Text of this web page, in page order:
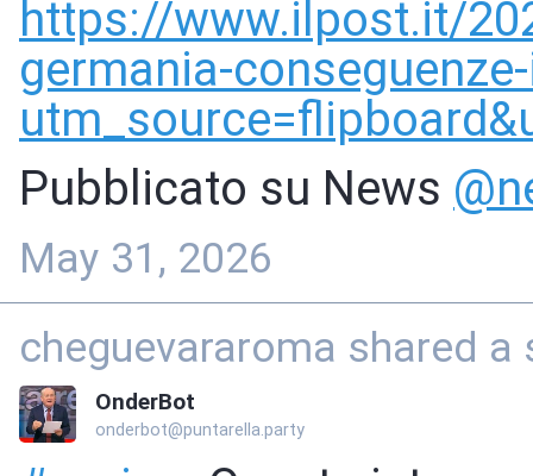
https://www.ilpost.it/
germania-
Pubblicato su News @
May 31, 2026
cheguevararoma shared
OnderBot
onderbot@puntarella.party